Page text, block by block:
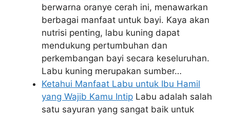
berwarna oranye cerah ini, menawarkan
berbagai manfaat untuk bayi. Kaya akan
nutrisi penting, labu kuning dapat
mendukung pertumbuhan dan
perkembangan bayi secara keseluruhan.
Labu kuning merupakan sumber…
Ketahui Manfaat Labu untuk Ibu Hamil
yang Wajib Kamu Intip Labu adalah salah
satu sayuran yang sangat baik untuk